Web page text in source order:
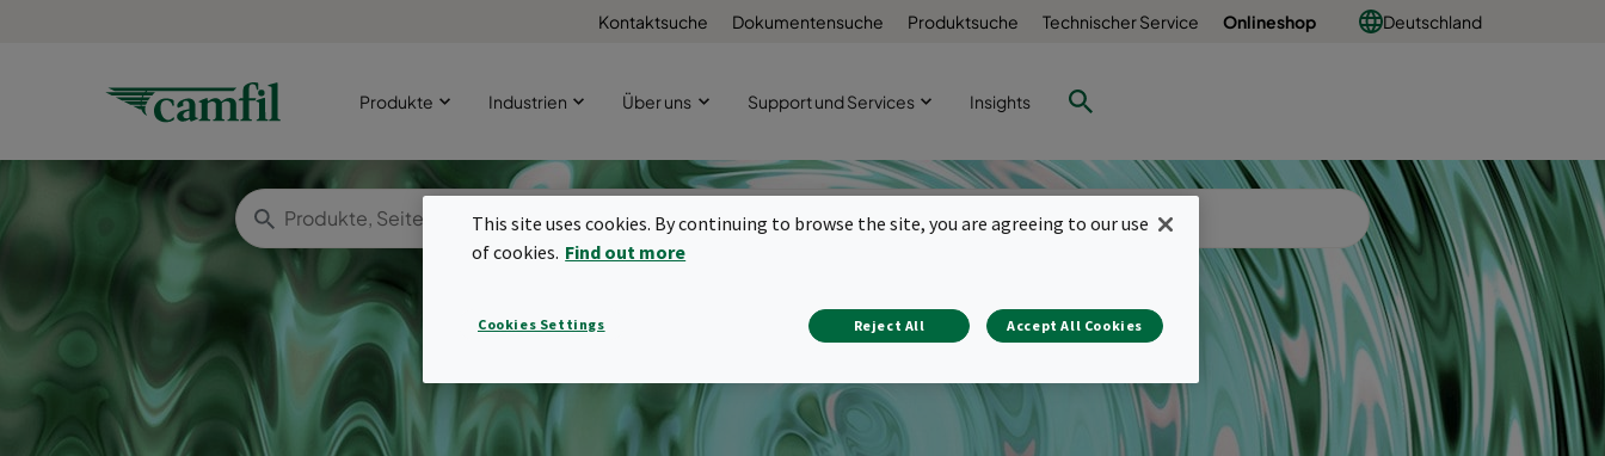
Kontaktsuche Dokumentensuche Produktsuche Technischer Service Onlineshop Deutschland
Produkte Industrien Über uns Support und Services Insights
This site uses cookies. By continuing to browse the site, you are agreeing to our use
of cookies. Find out more
Cookies Settings Reject All Accept All Cookies